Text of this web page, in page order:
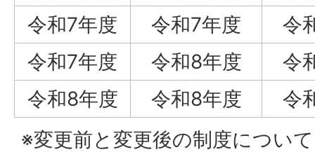
令和7年度
令和7年度
令
令和7年度
令和8年度
令
令和8年度
令和8年度
令
※変更前と変更後の制度につい